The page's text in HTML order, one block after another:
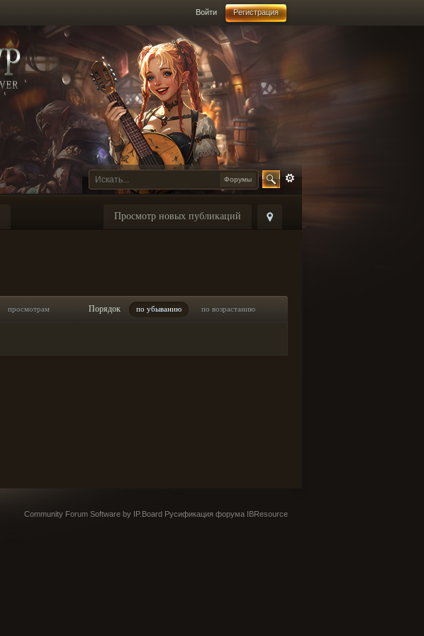
Войти Регистрация
Форумы
Просмотр новых публикаций
просмотрам Порядок по убыванию по возрастанию
Community Forum Software by IP.Board Русификация форума IBResource